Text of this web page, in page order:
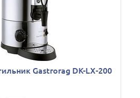
Gastrorag DK-LX-200